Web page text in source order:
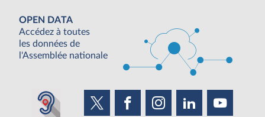
OPEN DATA
Accédez à toutes
les données de
l'Assemblée nationale